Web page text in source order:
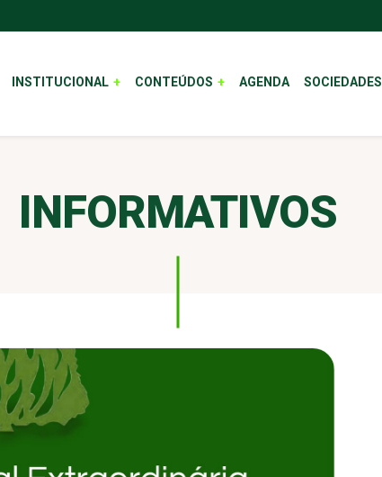
INSTITUCIONAL CONTEÚDOS AGENDA SOCIEDADES
INFORMATIVOS